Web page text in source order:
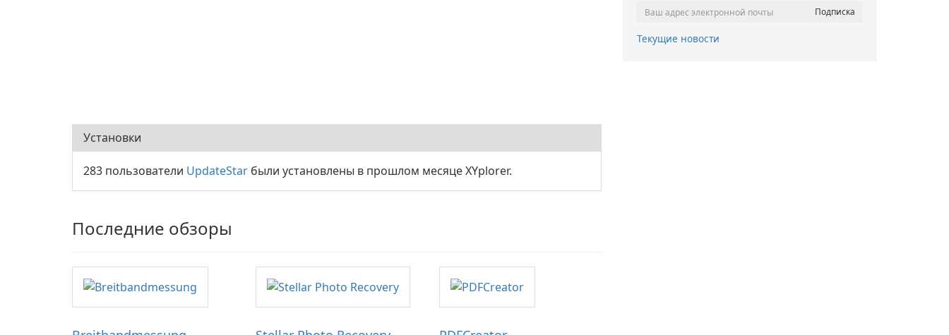
Установки
283 пользователи UpdateStar были установлены в прошлом месяце XYplorer.
Последние обзоры
Текущие новости